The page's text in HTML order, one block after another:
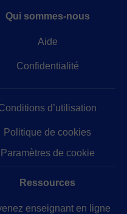
Qui sommes-nous
Aide
Confidentialité
d’utilisation
Politique de cookies
Paramètres de cookie
Ressources
enseignant en ligne